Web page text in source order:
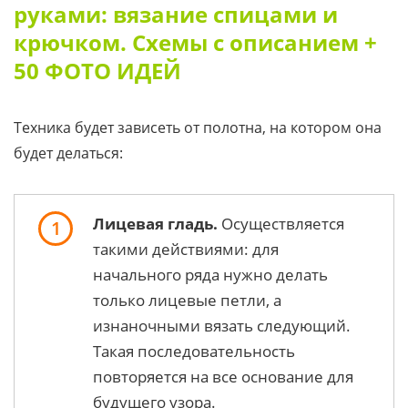
руками: вязание спицами и
крючком. Схемы с описанием +
50 ФОТО ИДЕЙ
Техника будет зависеть от полотна, на котором она
будет делаться:
1 Лицевая гладь. Осуществляется
такими действиями: для
начального ряда нужно делать
только лицевые петли, а
изнаночными вязать следующий.
Такая последовательность
повторяется на все основание для
будущего узора.